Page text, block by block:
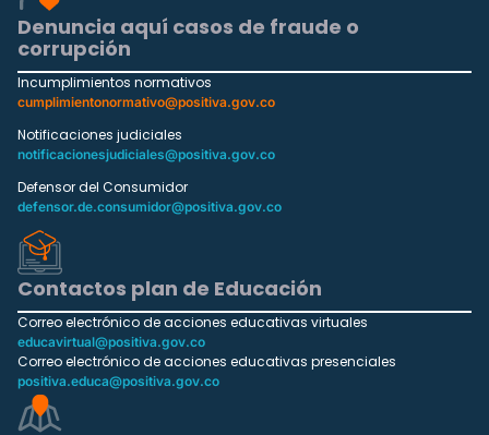
Denuncia aquí casos de fraude o
corrupción
Incumplimientos normativos
cumplimientonormativo@positiva.gov.co
Notificaciones judiciales
notificacionesjudiciales@positiva.gov.co
Defensor del Consumidor
defensor.de.consumidor@positiva.gov.co
Contactos plan de Educación
Correo electrónico de acciones educativas virtuales
educavirtual@positiva.gov.co
Correo electrónico de acciones educativas presenciales
positiva.educa@positiva.gov.co